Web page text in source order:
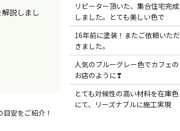
説しまし
安をご紹介！
リピーター頂いた、集合住宅完成
しました。とても美しい色で
16年前に塗装！またご依頼いただ
きました。
人気のブルーグレー色でカフェの
お店のように❣
とても対候性の高い材料を在庫色
にて、リーズナブルに施工実現